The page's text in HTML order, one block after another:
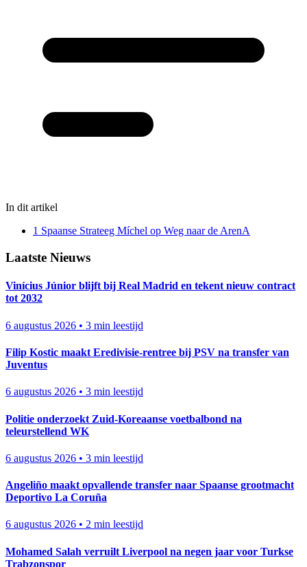
In dit artikel
1 Spaanse Strateeg Míchel op Weg naar de ArenA
Laatste Nieuws
Vinícius Júnior blijft bij Real Madrid en tekent nieuw contract
tot 2032
6 augustus 2026 • 3 min leestijd
Filip Kostic maakt Eredivisie-rentree bij PSV na transfer van
Juventus
6 augustus 2026 • 3 min leestijd
Politie onderzoekt Zuid-Koreaanse voetbalbond na
teleurstellend WK
6 augustus 2026 • 3 min leestijd
Angeliño maakt opvallende transfer naar Spaanse grootmacht
Deportivo La Coruña
6 augustus 2026 • 2 min leestijd
Mohamed Salah verruilt Liverpool na negen jaar voor Turkse
Trabzonspor